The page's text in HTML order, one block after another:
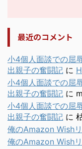
最近のコメント
小4個人面談での屈
出親子の奮闘記 に
小4個人面談での屈
出親子の奮闘記 に
小4個人面談での屈
出親子の奮闘記 に
俺のAmazon Wish
俺のAmazon Wish